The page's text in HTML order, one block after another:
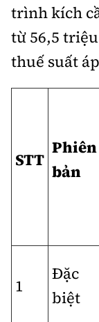
trình kích
từ 56,5
thuế suất
STT
Phiên
bản
1
Đặc
biệt